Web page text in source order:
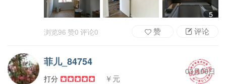
5
浏览96 赞0 评论0 评论
赞
菲儿_84754
打分 ￥元
03月06日